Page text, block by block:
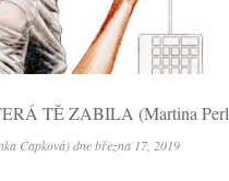
TĚ ZABILA (Martina
Čapková)dnebřezna 17, 2019